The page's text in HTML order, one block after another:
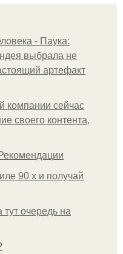
- Паука:
выбрала не
артефакт
компании сейчас
своего контента,
90 х и получай
очередь на